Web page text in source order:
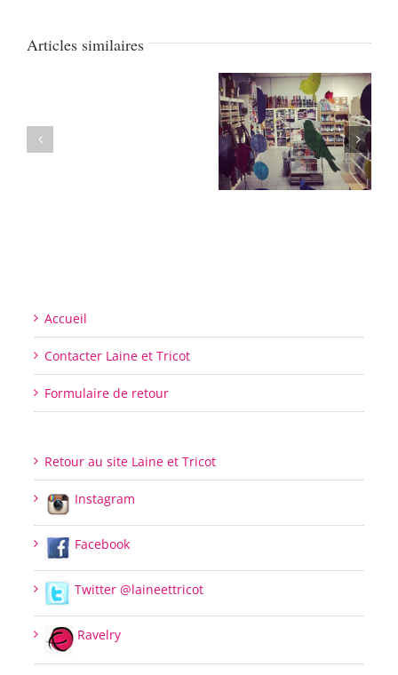
Articles similaires
Accueil
Contacter Laine et Tricot
Formulaire de retour
Retour au site Laine et Tricot
Instagram
Facebook
Twitter @laineettricot
Ravelry